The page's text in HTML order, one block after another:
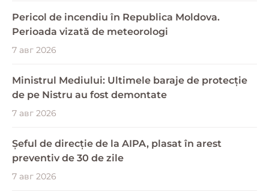
Pericol de incendiu în Republica Moldova.
Perioada vizată de meteorologi
7 авг 2026
Ministrul Mediului: Ultimele baraje de protecție
de pe Nistru au fost demontate
7 авг 2026
Șeful de direcție de la AIPA, plasat în arest
preventiv de 30 de zile
7 авг 2026